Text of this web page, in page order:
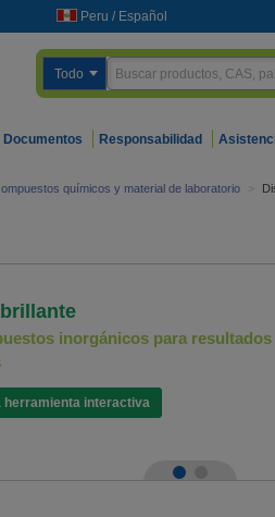
Peru / Español
Todo
Documentos Responsabilidad
químicos y material de laboratorio >
inorgánicos para resultados
herramienta interactiva